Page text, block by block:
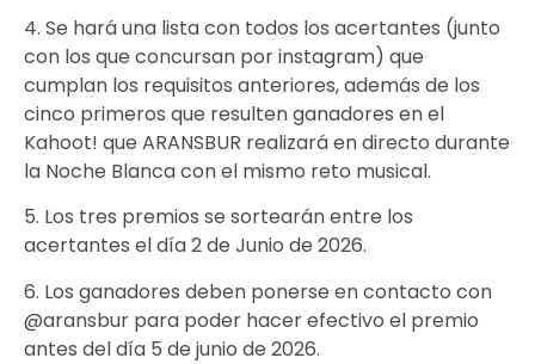
4. Se hará una lista con todos los acertantes (junto
con los que concursan por instagram) que
cumplan los requisitos anteriores, además de los
cinco primeros que resulten ganadores en el
Kahoot! que ARANSBUR realizará en directo durante
la Noche Blanca con el mismo reto musical.
5. Los tres premios se sortearán entre los
acertantes el día 2 de Junio de 2026.
6. Los ganadores deben ponerse en contacto con
@aransbur para poder hacer efectivo el premio
antes del día 5 de junio de 2026.